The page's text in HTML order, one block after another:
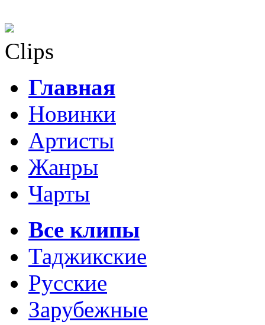
Clips
Главная
Новинки
Артисты
Жанры
Чарты
Все клипы
Таджикские
Русские
Зарубежные